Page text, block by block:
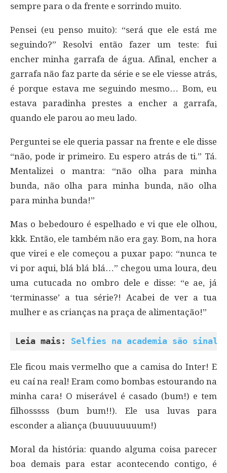
sempre para o da frente e sorrindo muito.
Pensei (eu penso muito): “será que ele está me
seguindo?” Resolvi então fazer um teste: fui
encher minha garrafa de água. Afinal, encher a
garrafa não faz parte da série e se ele viesse atrás,
é porque estava me seguindo mesmo… Bom, eu
estava paradinha prestes a encher a garrafa,
quando ele parou ao meu lado.
Perguntei se ele queria passar na frente e ele disse
“não, pode ir primeiro. Eu espero atrás de ti.” Tá.
Mentalizei o mantra: “não olha para minha
bunda, não olha para minha bunda, não olha
para minha bunda!”
Mas o bebedouro é espelhado e vi que ele olhou,
kkk. Então, ele também não era gay. Bom, na hora
que virei e ele começou a puxar papo: “nunca te
vi por aqui, blá blá blá…” chegou uma loura, deu
uma cutucada no ombro dele e disse: “e ae, já
‘terminasse’ a tua série?! Acabei de ver a tua
mulher e as crianças na praça de alimentação!”
Leia mais: Selfies na academia são sinal
Ele ficou mais vermelho que a camisa do Inter! E
eu caí na real! Eram como bombas estourando na
minha cara! O miserável é casado (bum!) e tem
filhosssss (bum bum!!). Ele usa luvas para
esconder a aliança (buuuuuuuum!)
Moral da história: quando alguma coisa parecer
boa demais para estar acontecendo contigo, é